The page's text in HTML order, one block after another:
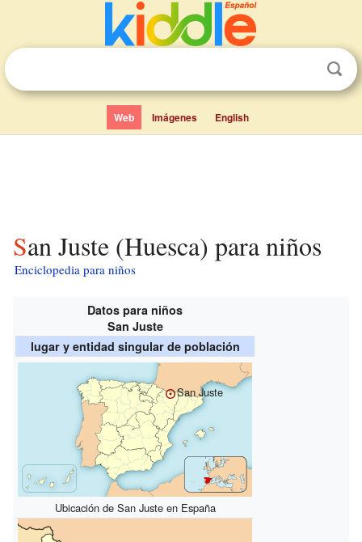
Web Imágenes English
San Juste (Huesca) para niños
Enciclopedia para niños
Datos para niños
San Juste
lugar y entidad singular de población
San Juste
Ubicación de San Juste en España